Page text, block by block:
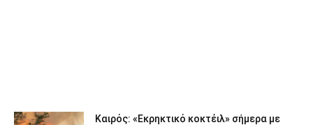
Καιρός: «Εκρηκτικό κοκτέιλ» σήμερα με